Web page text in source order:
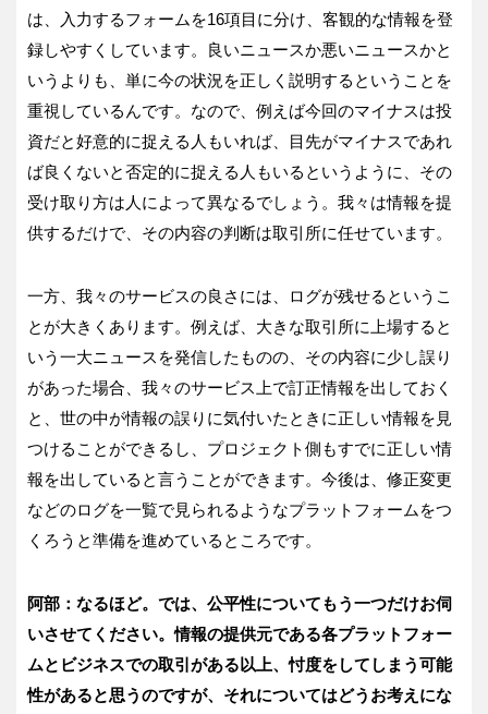
は、入力するフォームを16項目に分け、客観的な情報を登
録しやすくしています。良いニュースか悪いニュースかと
いうよりも、単に今の状況を正しく説明するということを
重視しているんです。なので、例えば今回のマイナスは投
資だと好意的に捉える人もいれば、目先がマイナスであれ
ば良くないと否定的に捉える人もいるというように、その
受け取り方は人によって異なるでしょう。我々は情報を提
供するだけで、その内容の判断は取引所に任せています。
一方、我々のサービスの良さには、ログが残せるというこ
とが大きくあります。例えば、大きな取引所に上場すると
いう一大ニュースを発信したものの、その内容に少し誤り
があった場合、我々のサービス上で訂正情報を出しておく
と、世の中が情報の誤りに気付いたときに正しい情報を見
つけることができるし、プロジェクト側もすでに正しい情
報を出していると言うことができます。今後は、修正変更
などのログを一覧で見られるようなプラットフォームをつ
くろうと準備を進めているところです。
阿部：なるほど。では、公平性についてもう一つだけお伺
いさせてください。情報の提供元である各プラットフォー
ムとビジネスでの取引がある以上、忖度をしてしまう可能
性があると思うのですが、それについてはどうお考えにな